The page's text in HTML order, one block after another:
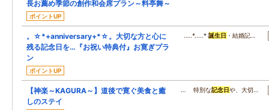
長お薦め季節の創作和会席プラン～料亭舞～
ポイントUP
。☆*+anniversary+*☆。大切な方と心に
残る記念日を…『お祝い特典付』お寛ぎプラ
ン
ポイントUP
…..*.....*誕生日 ・結婚記…
【神楽～KAGURA～】道後で寛ぐ美食と癒
しのステイ
… 特別な記念日や、大切…